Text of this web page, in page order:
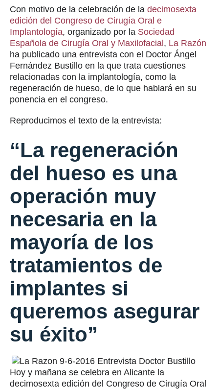
Con motivo de la celebración de la decimosexta
edición del Congreso de Cirugía Oral e
Implantología, organizado por la Sociedad
Española de Cirugía Oral y Maxilofacial , La Razón
ha publicado una entrevista con el Doctor Ángel
Fernández Bustillo en la que trata cuestiones
relacionadas con la implantología, como la
regeneración de hueso, de lo que hablará en su
ponencia en el congreso.
Reproducimos el texto de la entrevista:
“La regeneración
del hueso es una
operación muy
necesaria en la
mayoría de los
tratamientos de
implantes si
queremos asegurar
su éxito”
Hoy y mañana se celebra en Alicante la
decimosexta edición del Congreso de Cirugía Oral